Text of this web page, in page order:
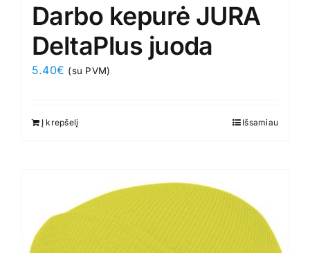
Darbo kepurė JURA
DeltaPlus juoda
5.40€ (su PVM)
Į krepšelį Išsamiau